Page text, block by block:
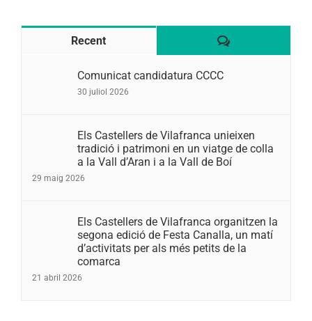
Recent Comentaris
Comunicat candidatura CCCC
30 juliol 2026
Els Castellers de Vilafranca unieixen
tradició i patrimoni en un viatge de colla
a la Vall d’Aran i a la Vall de Boí
29 maig 2026
Els Castellers de Vilafranca organitzen la
segona edició de Festa Canalla, un matí
d’activitats per als més petits de la
comarca
21 abril 2026